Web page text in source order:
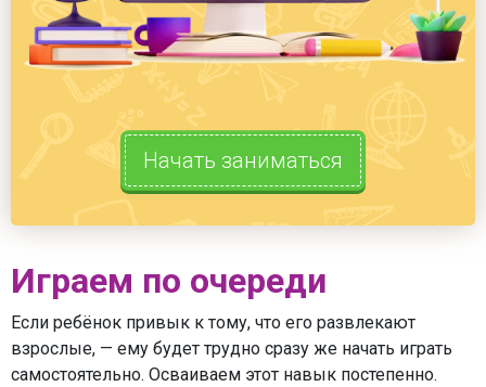
Начать заниматься
Играем по очереди
Если ребёнок привык к тому, что его развлекают
взрослые, — ему будет трудно сразу же начать играть
самостоятельно. Осваиваем этот навык постепенно.